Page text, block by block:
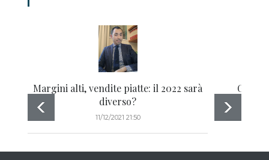
Margini alti, vendite piatte: il 2022 sarà
diverso?
11/12/2021 21:50
Gli